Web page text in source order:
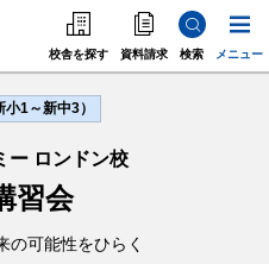
校舎を探す 資料請求 検索 メニュー
中学受験
験
験
験
1～新中3）
ー ロンドン校
習会
の可能性をひらく